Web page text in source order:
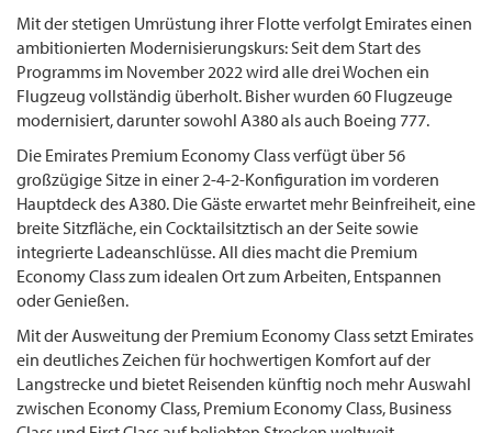
Mit der stetigen Umrüstung ihrer Flotte verfolgt Emirates einen
ambitionierten Modernisierungskurs: Seit dem Start des
Programms im November 2022 wird alle drei Wochen ein
Flugzeug vollständig überholt. Bisher wurden 60 Flugzeuge
modernisiert, darunter sowohl A380 als auch Boeing 777.
Die Emirates Premium Economy Class verfügt über 56
großzügige Sitze in einer 2-4-2-Konfiguration im vorderen
Hauptdeck des A380. Die Gäste erwartet mehr Beinfreiheit, eine
breite Sitzfläche, ein Cocktailsitztisch an der Seite sowie
integrierte Ladeanschlüsse. All dies macht die Premium
Economy Class zum idealen Ort zum Arbeiten, Entspannen
oder Genießen.
Mit der Ausweitung der Premium Economy Class setzt Emirates
ein deutliches Zeichen für hochwertigen Komfort auf der
Langstrecke und bietet Reisenden künftig noch mehr Auswahl
zwischen Economy Class, Premium Economy Class, Business